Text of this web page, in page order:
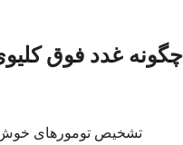
چگونه غدد فوق
تشخیص تومورهای